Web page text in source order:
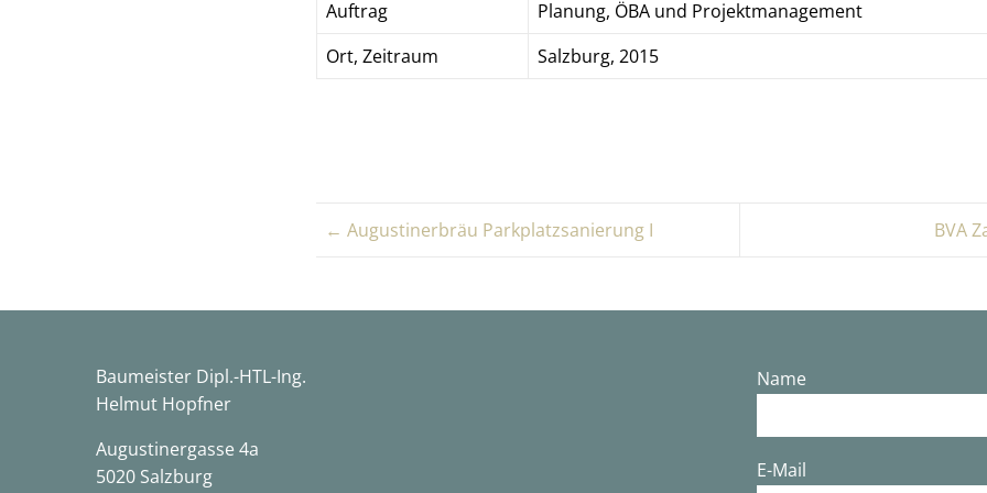
Auftrag
Planung, ÖBA und Projektmanagement
Ort, Zeitraum
Salzburg, 2015
← Augustinerbräu Parkplatzsanierung I BVA
Baumeister Dipl.-HTL-Ing.
Helmut Hopfner
Augustinergasse 4a
5020 Salzburg
Name
E-Mail